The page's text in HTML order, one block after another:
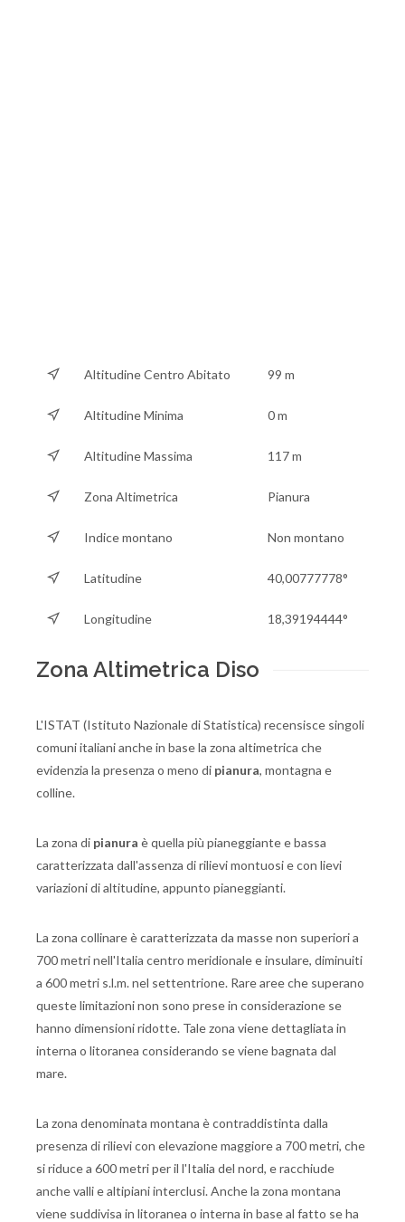
Altitudine Centro Abitato 99 m
Altitudine Minima 0 m
Altitudine Massima 117 m
Zona Altimetrica Pianura
Indice montano Non montano
Latitudine 40,00777778°
Longitudine 18,39194444°
Zona Altimetrica Diso
L'ISTAT (Istituto Nazionale di Statistica) recensisce singoli
comuni italiani anche in base la zona altimetrica che
evidenzia la presenza o meno di pianura, montagna e
colline.
La zona di pianura è quella più pianeggiante e bassa
caratterizzata dall'assenza di rilievi montuosi e con lievi
variazioni di altitudine, appunto pianeggianti.
La zona collinare è caratterizzata da masse non superiori a
700 metri nell'Italia centro meridionale e insulare, diminuiti
a 600 metri s.l.m. nel settentrione. Rare aree che superano
queste limitazioni non sono prese in considerazione se
hanno dimensioni ridotte. Tale zona viene dettagliata in
interna o litoranea considerando se viene bagnata dal
mare.
La zona denominata montana è contraddistinta dalla
presenza di rilievi con elevazione maggiore a 700 metri, che
si riduce a 600 metri per il l'Italia del nord, e racchiude
anche valli e altipiani interclusi. Anche la zona montana
viene suddivisa in litoranea o interna in base al fatto se ha